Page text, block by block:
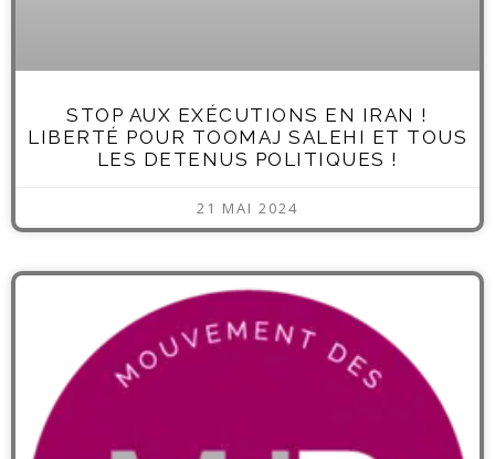
STOP AUX EXÉCUTIONS EN IRAN !
LIBERTÉ POUR TOOMAJ SALEHI ET TOUS
LES DETENUS POLITIQUES !
21 MAI 2024